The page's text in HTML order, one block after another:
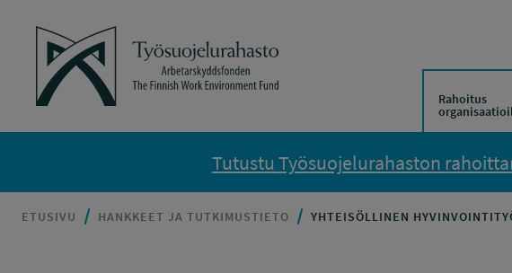
Työsuojelurahasto
Rahoitus
Tutustu Työsuojelurahaston
ETUSIVU HANKKEET JA TUTKIMUSTIETO YHTEISÖLLINEN